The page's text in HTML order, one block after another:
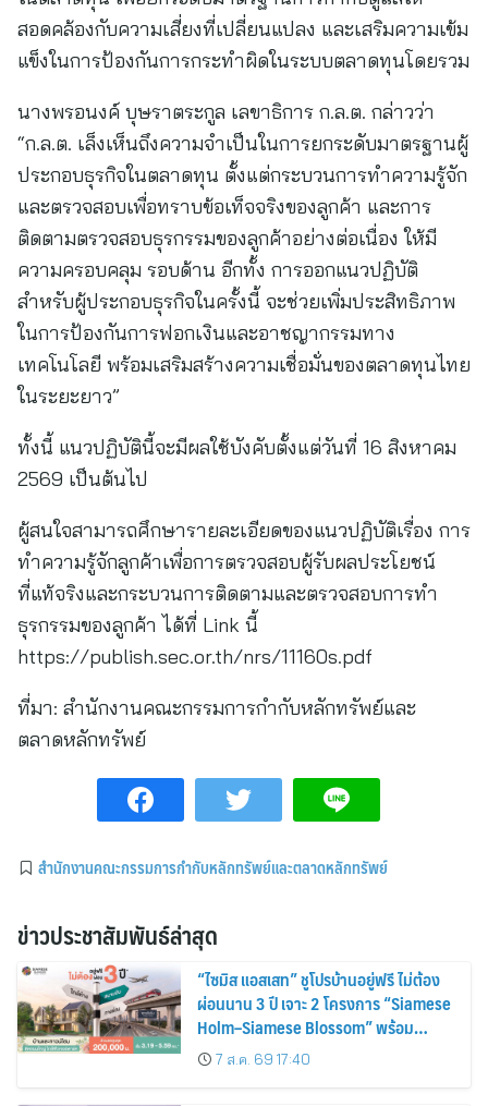
สอดคล้องกับความเสี่ยงที่เปลี่ยนแปลง และเสริมความเข้ม
แข็งในการป้องกันการกระทำผิดในระบบตลาดทุนโดยรวม
นางพรอนงค์ บุษราตระกูล เลขาธิการ ก.ล.ต. กล่าวว่า
“ก.ล.ต. เล็งเห็นถึงความจำเป็นในการยกระดับมาตรฐานผู้
ประกอบธุรกิจในตลาดทุน ตั้งแต่กระบวนการทำความรู้จัก
และตรวจสอบเพื่อทราบข้อเท็จจริงของลูกค้า และการ
ติดตามตรวจสอบธุรกรรมของลูกค้าอย่างต่อเนื่อง ให้มี
ความครอบคลุม รอบด้าน อีกทั้ง การออกแนวปฏิบัติ
สำหรับผู้ประกอบธุรกิจในครั้งนี้ จะช่วยเพิ่มประสิทธิภาพ
ในการป้องกันการฟอกเงินและอาชญากรรมทาง
เทคโนโลยี พร้อมเสริมสร้างความเชื่อมั่นของตลาดทุนไทย
ในระยะยาว”
ทั้งนี้ แนวปฏิบัตินี้จะมีผลใช้บังคับตั้งแต่วันที่ 16 สิงหาคม
2569 เป็นต้นไป
ผู้สนใจสามารถศึกษารายละเอียดของแนวปฏิบัติเรื่อง การ
ทำความรู้จักลูกค้าเพื่อการตรวจสอบผู้รับผลประโยชน์
ที่แท้จริงและกระบวนการติดตามและตรวจสอบการทำ
ธุรกรรมของลูกค้า ได้ที่ Link นี้
https://publish.sec.or.th/nrs/11160s.pdf
ที่มา: สำนักงานคณะกรรมการกำกับหลักทรัพย์และ
ตลาดหลักทรัพย์
สำนักงานคณะกรรมการกำกับหลักทรัพย์และตลาดหลักทรัพย์
ข่าวประชาสัมพันธ์ล่าสุด
“ไซมิส แอสเสท” ชูโปรบ้านอยู่ฟรี ไม่ต้อง
ผ่อนนาน 3 ปี เจาะ 2 โครงการ “Siamese
Holm–Siamese Blossom” พร้อม
ส่วนลดและสิทธิพิเศษถึง 31 สิงหาคม
2569
7 ส.ค. 69 17:40